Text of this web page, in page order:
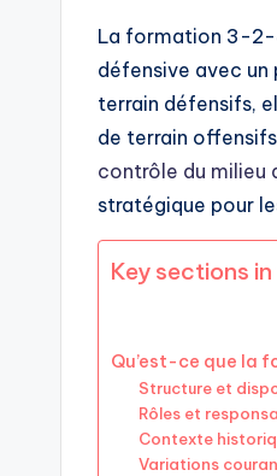
La formation 3-2-
défensive avec
terrain défensifs,
de terrain
contrôle du milieu
stratégique pour
Key sections
Qu’est-ce que la
Structure et
Rôles et
Contexte
Variations